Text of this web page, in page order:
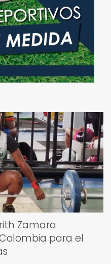
Zamara
para el